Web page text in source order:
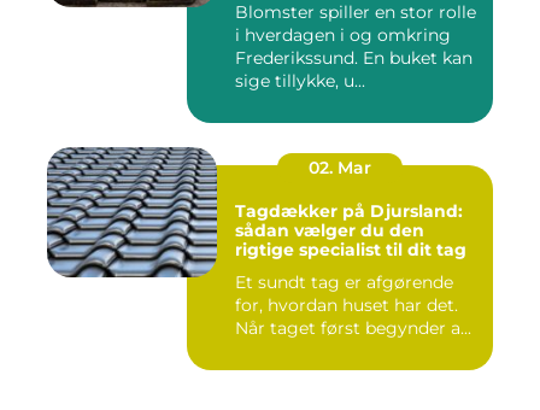
Blomster spiller en stor rolle
i hverdagen i og omkring
Frederikssund. En buket kan
sige tillykke, u...
02. Mar
Tagdækker på Djursland:
sådan vælger du den
rigtige specialist til dit tag
Et sundt tag er afgørende
for, hvordan huset har det.
Når taget først begynder a...